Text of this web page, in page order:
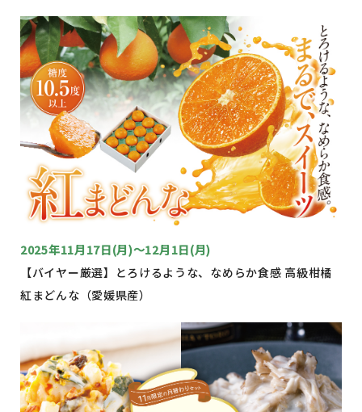
2025年11月17日(月)～12月1日(月)
【バイヤー厳選】とろけるような、なめらか食感 高級柑橘
紅まどんな（愛媛県産）